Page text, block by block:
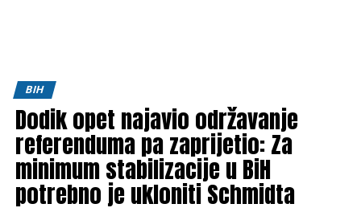
BIH
Dodik opet najavio održavanje
referenduma pa zaprijetio: Za
minimum stabilizacije u BiH
potrebno je ukloniti Schmidta